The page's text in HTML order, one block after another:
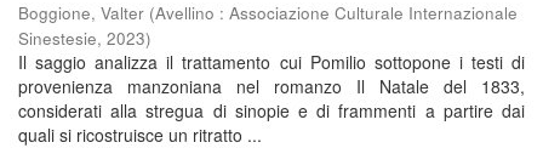
Boggione, Valter (Avellino : Associazione Culturale Internazionale
Sinestesie, 2023)
Il saggio analizza il trattamento cui Pomilio sottopone i testi di
provenienza manzoniana nel romanzo Il Natale del 1833,
considerati alla stregua di sinopie e di frammenti a partire dai
quali si ricostruisce un ritratto ...